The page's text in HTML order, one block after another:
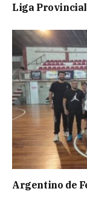
Liga
Argentino de